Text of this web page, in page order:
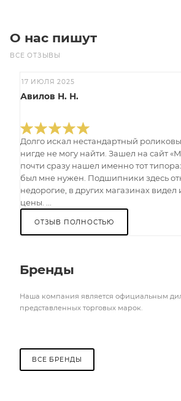
О нас пишут
ВСЕ ОТЗЫВЫ
17 ИЮЛЯ 2025
Авилов Н. Н.
Долго искал нестандартный
нигде не могу найти. Зашел на сайт
почти сразу нашел именно тот
был мне нужен. Подшипники здесь
недорогие, в других магазинах
цены. ...
ОТЗЫВ ПОЛНОСТЬЮ
Бренды
Наша компания является официальным
представленных торговых марок.
ВСЕ БРЕНДЫ